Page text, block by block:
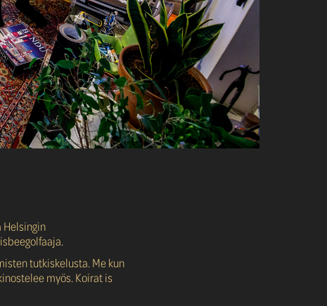
Helsingin
tutkiskelusta. Me kun
myös. Koirat is